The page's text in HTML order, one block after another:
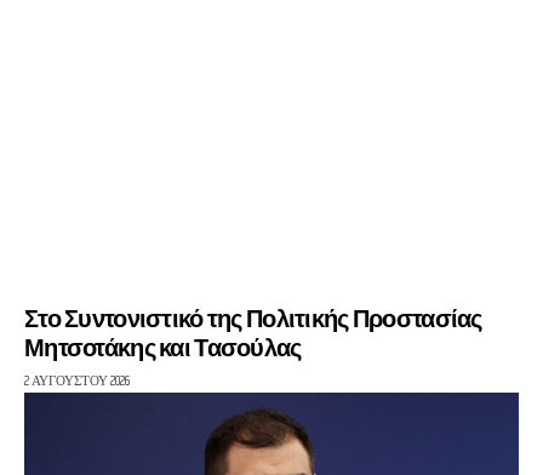
Στο Συντονιστικό της Πολιτικής Προστασίας
Μητσοτάκης και Τασούλας
2 ΑΥΓΟΎΣΤΟΥ 2026